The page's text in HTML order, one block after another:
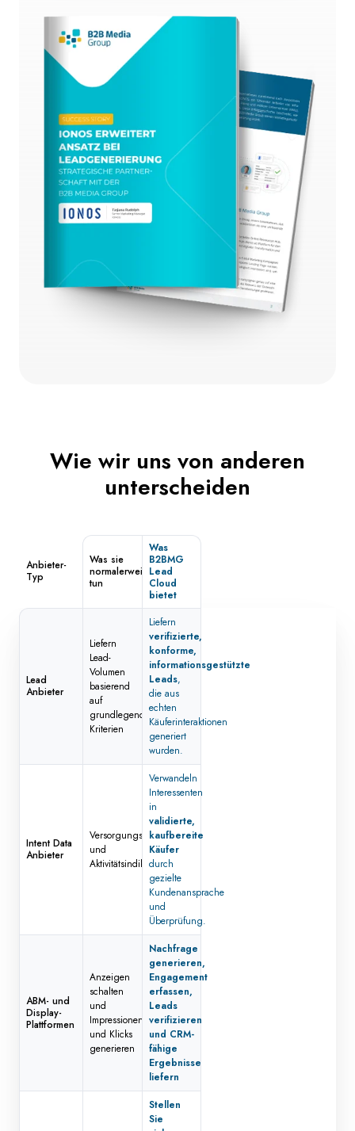
Wie wir uns von anderen
unterscheiden
Anbieter-
Typ
Was sie
normalerweise
tun
Was
B2BMG
Lead
Cloud
bietet
Lead
Anbieter
Liefern
Lead-
Volumen
basierend
auf
grundlegenden
Kriterien
Liefern
verifizierte,
konforme,
informationsgestützte
Leads,
die aus
echten
Käuferinteraktionen
generiert
wurden.
Intent Data
Anbieter
Versorgungssignale
und
Aktivitätsindikatoren
Verwandeln
Interessenten
in
validierte,
kaufbereite
Käufer
durch
gezielte
Kundenansprache
und
Überprüfung.
ABM- und
Display-
Plattformen
Anzeigen
schalten
und
Impressionen
und Klicks
generieren
Nachfrage
generieren,
Engagement
erfassen,
Leads
verifizieren
und CRM-
fähige
Ergebnisse
liefern
Stellen
Sie